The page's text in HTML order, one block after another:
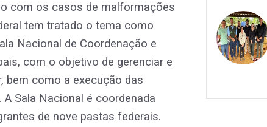
com os casos de malformações
tem tratado o tema como
Nacional de Coordenação e
com o objetivo de gerenciar e
bem como a execução das
Sala Nacional é coordenada
de nove pastas federais.